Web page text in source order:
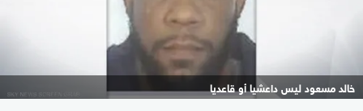
خالد مسعود ليس داعشيا أو قاعديا